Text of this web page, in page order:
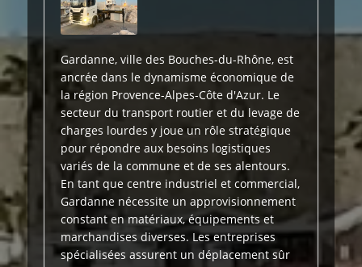
Gardanne, ville des Bouches-du-Rhône, est
ancrée dans le dynamisme économique de
la région Provence-Alpes-Côte d'Azur. Le
secteur du transport routier et du levage de
charges lourdes y joue un rôle stratégique
pour répondre aux besoins logistiques
variés de la commune et de ses alentours.
En tant que centre industriel et commercial,
Gardanne nécessite un approvisionnement
constant en matériaux, équipements et
marchandises diverses. Les entreprises
spécialisées assurent un déplacement sûr